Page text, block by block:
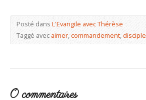
Posté dansL'Evangile avec Thérèse
Taggé avecaimer,commandement,disciple
0 commentaires